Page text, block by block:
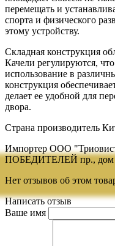
перемещать и
спорта и физического
этому устройству.
Складная конструкция
Качели регулируются,
использование в
конструкция
делает ее удобной для
двора.
Страна производитель
Импортер ООО
ПОБЕДИТЕЛЕЙ пр., дом
Нет отзывов об этом
Написать отзыв
Ваше имя